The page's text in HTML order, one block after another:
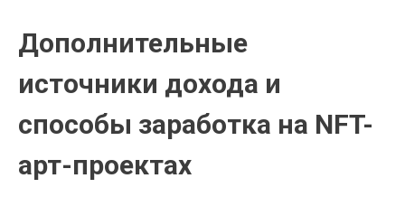
Дополнительные
источники дохода и
способы заработка на NFT-
арт-проектах